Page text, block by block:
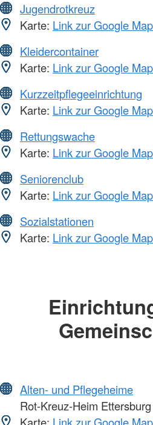
Jugendrotkreuz
Karte: Link zur Google
Kleidercontainer
Karte: Link zur Google
Kurzzeitpflegeeinrichtung
Karte: Link zur Google
Rettungswache
Karte: Link zur Google
Seniorenclub
Karte: Link zur Google
Sozialstationen
Karte: Link zur Google
Alten- und Pflegeheime
Rot-Kreuz-Heim Ettersburg
Karte: Link zur Google